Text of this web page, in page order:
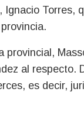
Ignacio Torres,
provincial,
al
es decir,